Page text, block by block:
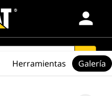
person
search
Herramientas Galería